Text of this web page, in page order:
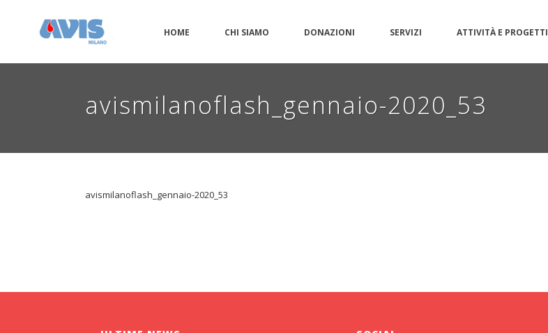
HOME CHI SIAMO DONAZIONI SERVIZI ATTIVITÀ E PROGETTI
avismilanoflash_gennaio-2020_53
avismilanoflash_gennaio-2020_53